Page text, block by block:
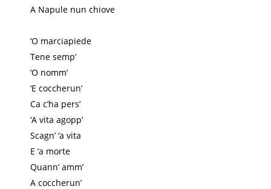
A Napule nun chiove
‘O marciapiede
Tene semp’
‘O nomm’
‘E coccherun’
Ca c’ha pers’
‘A vita agopp’
Scagn’ ‘a vita
E ‘a morte
Quann’ amm’
A coccherun’